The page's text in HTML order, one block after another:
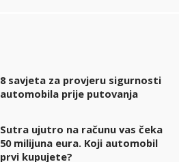
8 savjeta za provjeru sigurnosti
automobila prije putovanja
Sutra ujutro na računu vas čeka
50 milijuna eura. Koji automobil
prvi kupujete?